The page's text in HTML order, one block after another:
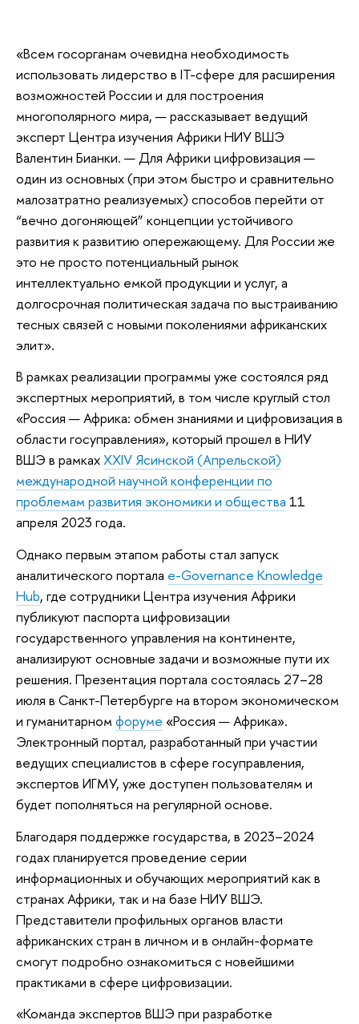
«Всем госорганам очевидна необходимость
использовать лидерство в IT-сфере для расширения
возможностей России и для построения
многополярного мира, — рассказывает ведущий
эксперт Центра изучения Африки НИУ ВШЭ
Валентин Бианки. — Для Африки цифровизация —
один из основных (при этом быстро и сравнительно
малозатратно реализуемых) способов перейти от
“вечно догоняющей” концепции устойчивого
развития к развитию опережающему. Для России же
это не просто потенциальный рынок
интеллектуально емкой продукции и услуг, а
долгосрочная политическая задача по выстраиванию
тесных связей с новыми поколениями африканских
элит».
В рамках реализации программы уже состоялся ряд
экспертных мероприятий, в том числе круглый стол
«Россия — Африка: обмен знаниями и цифровизация в
области госуправления», который прошел в НИУ
ВШЭ в рамкахXXIV Ясинской (Апрельской)
международной научной конференции по
проблемам развития экономики и общества 11
апреля 2023 года.
Однако первым этапом работы стал запуск
аналитического портала e-Governance Knowledge
Hub, где сотрудники Центра изучения Африки
публикуют паспорта цифровизации
государственного управления на континенте,
анализируют основные задачи и возможные пути их
решения. Презентация портала состоялась 27–28
июля в Санкт-Петербурге на втором экономическом
и гуманитарном форуме «Россия — Африка».
Электронный портал, разработанный при участии
ведущих специалистов в сфере госуправления,
экспертов ИГМУ, уже доступен пользователям и
будет пополняться на регулярной основе.
Благодаря поддержке государства, в 2023–2024
годах планируется проведение серии
информационных и обучающих мероприятий как в
странах Африки, так и на базе НИУ ВШЭ.
Представители профильных органов власти
африканских стран в личном и в онлайн-формате
смогут подробно ознакомиться с новейшими
практиками в сфере цифровизации.
«Команда экспертов ВШЭ при разработке